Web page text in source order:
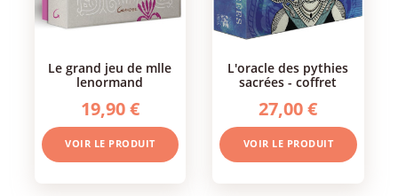
le grand jeu de mlle
lenormand
19,90 €
VOIR LE PRODUIT
l'oracle des pythies
sacrées - coffret
27,00 €
VOIR LE PRODUIT